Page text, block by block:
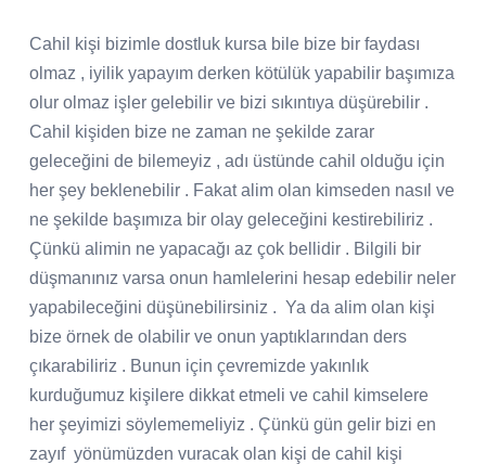
Cahil kişi bizimle dostluk kursa bile bize bir faydası
olmaz , iyilik yapayım derken kötülük yapabilir başımıza
olur olmaz işler gelebilir ve bizi sıkıntıya düşürebilir .
Cahil kişiden bize ne zaman ne şekilde zarar
geleceğini de bilemeyiz , adı üstünde cahil olduğu için
her şey beklenebilir . Fakat alim olan kimseden nasıl ve
ne şekilde başımıza bir olay geleceğini kestirebiliriz .
Çünkü alimin ne yapacağı az çok bellidir . Bilgili bir
düşmanınız varsa onun hamlelerini hesap edebilir neler
yapabileceğini düşünebilirsiniz . Ya da alim olan kişi
bize örnek de olabilir ve onun yaptıklarından ders
çıkarabiliriz . Bunun için çevremizde yakınlık
kurduğumuz kişilere dikkat etmeli ve cahil kimselere
her şeyimizi söylememeliyiz . Çünkü gün gelir bizi en
zayıf yönümüzden vuracak olan kişi de cahil kişi